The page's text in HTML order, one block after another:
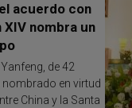
acuerdo con
XIV nombra un
de 42
en virtud
China y la Santa